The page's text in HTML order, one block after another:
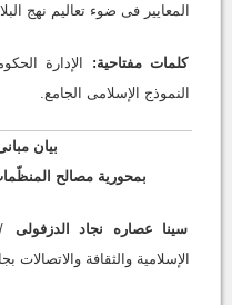
المعاییر فی ضوء تعالیم نهج
کلمات مفتاحیة:
الإدارة
النموذج الإسلامی الجامع.
بیان
بمحوریة مصالح
سینا عصاره نجاد الدزفولی
الإسلامیة والثقافة والاتصالات